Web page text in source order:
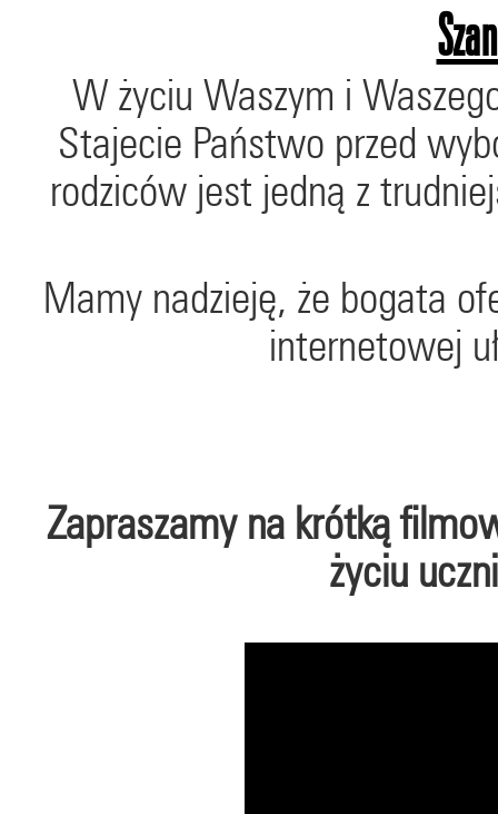
W życiu Waszym i
Stajecie Państwo przed
rodziców jest jedną z
Mamy nadzieję, że bogata
internetowej
Zapraszamy na krótką
życiu